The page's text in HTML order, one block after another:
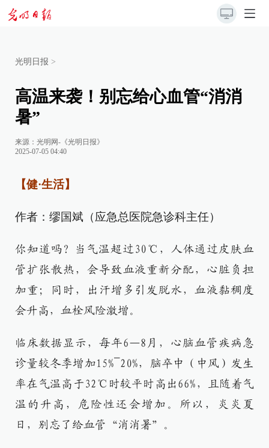
光明日报 >
高温来袭！别忘给心血管“消消
暑”
来源： 光明网-《光明日报》
2025-07-05 04:40
【健·生活】
作者：缪国斌（应急总医院急诊科主任）
你知道吗？当气温超过30℃，人体通过皮肤血
管扩张散热，会导致血液重新分配，心脏负担
加重；同时，出汗增多引发脱水，血液黏稠度
会升高，血栓风险激增。
临床数据显示，每年6—8月，心脑血管疾病急
诊量较冬季增加15%~20%，脑卒中（中风）发生
率在气温高于32℃时较平时高出66%，且随着气
温的升高，危险性还会增加。所以，炎炎夏
日，别忘了给血管“消消暑”。